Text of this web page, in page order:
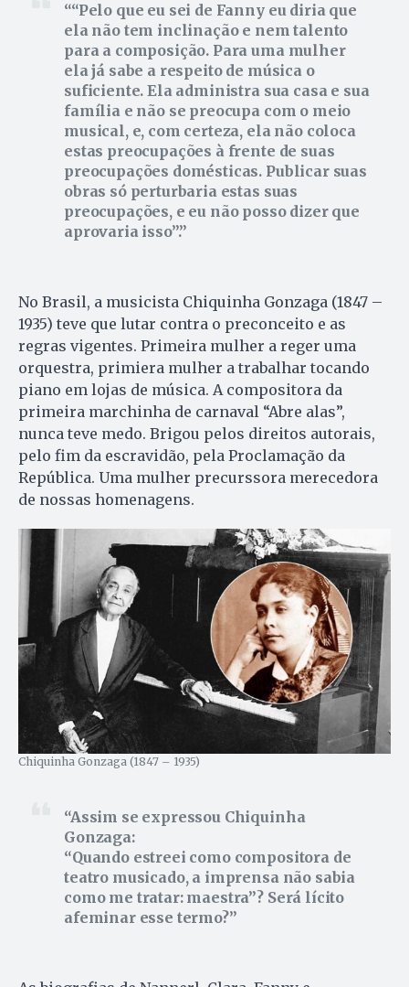
“Pelo que eu sei de Fanny eu diria que
ela não tem inclinação e nem talento
para a composição. Para uma mulher
ela já sabe a respeito de música o
suficiente. Ela administra sua casa e sua
família e não se preocupa com o meio
musical, e, com certeza, ela não coloca
estas preocupações à frente de suas
preocupações domésticas. Publicar suas
obras só perturbaria estas suas
preocupações, e eu não posso dizer que
aprovaria isso”.
No Brasil, a musicista Chiquinha Gonzaga (1847 –
1935) teve que lutar contra o preconceito e as
regras vigentes. Primeira mulher a reger uma
orquestra, primiera mulher a trabalhar tocando
piano em lojas de música. A compositora da
primeira marchinha de carnaval “Abre alas”,
nunca teve medo. Brigou pelos direitos autorais,
pelo fim da escravidão, pela Proclamação da
República. Uma mulher precurssora merecedora
de nossas homenagens.
Chiquinha Gonzaga (1847 – 1935)
Assim se expressou Chiquinha
Gonzaga:
“Quando estreei como compositora de
teatro musicado, a imprensa não sabia
como me tratar: maestra”? Será lícito
afeminar esse termo?